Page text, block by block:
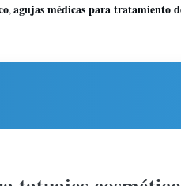
,agujas médicas para tratamiento